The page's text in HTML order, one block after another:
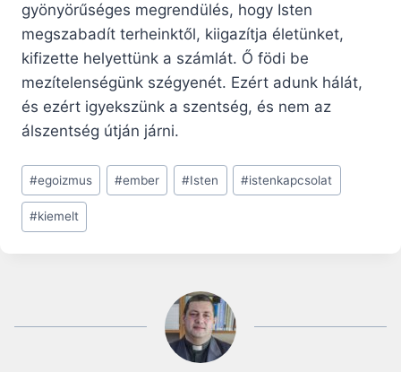
gyönyörűséges megrendülés, hogy Isten
megszabadít terheinktől, kiigazítja életünket,
kifizette helyettünk a számlát. Ő födi be
mezítelenségünk szégyenét. Ezért adunk hálát,
és ezért igyekszünk a szentség, és nem az
álszentség útján járni.
Post
Tags:
#egoizmus #ember #Isten #istenkapcsolat
#kiemelt